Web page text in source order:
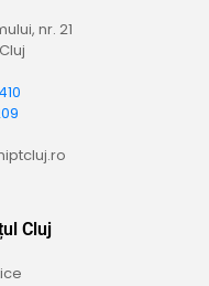
nr. 21
Cluj